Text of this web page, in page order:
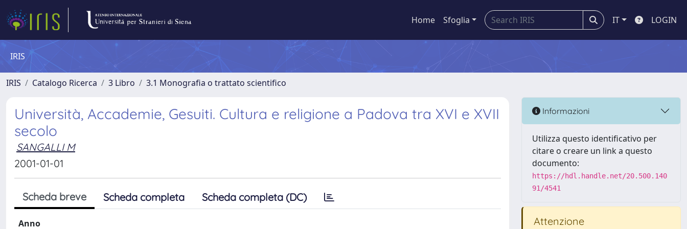
Home Sfoglia IT LOGIN
IRIS
IRIS Catalogo Ricerca 3 Libro 3.1 Monografia o trattato scientifico
Università, Accademie, Gesuiti. Cultura e religione a Padova tra XVI e XVII
secolo
SANGALLI M
2001-01-01
Scheda breve Scheda completa Scheda completa (DC)
Anno
Informazioni
Utilizza questo identificativo per
citare o creare un link a questo
documento:
https://hdl.handle.net/20.500.140
91/4541
Attenzione